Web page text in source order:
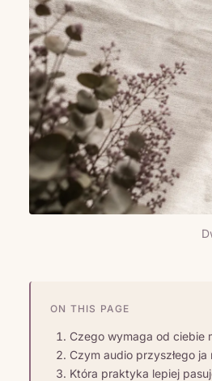
ON THIS PAGE
Czego wymaga od ciebie
Czym audio przyszłego
Która praktyka lepiej